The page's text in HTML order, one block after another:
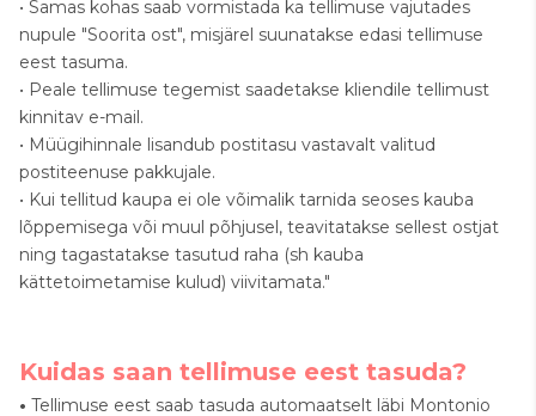
• Samas kohas saab vormistada ka tellimuse vajutades
nupule "Soorita ost", misjärel suunatakse edasi tellimuse
eest tasuma.
• Peale tellimuse tegemist saadetakse kliendile tellimust
kinnitav e-mail.
• Müügihinnale lisandub postitasu vastavalt valitud
postiteenuse pakkujale.
• Kui tellitud kaupa ei ole võimalik tarnida seoses kauba
lõppemisega või muul põhjusel, teavitatakse sellest ostjat
ning tagastatakse tasutud raha (sh kauba
kättetoimetamise kulud) viivitamata."
Kuidas saan tellimuse eest tasuda?
• Tellimuse eest saab tasuda automaatselt läbi Montonio